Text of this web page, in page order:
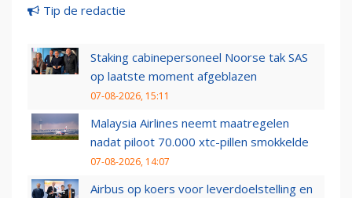
Tip de redactie
Staking cabinepersoneel Noorse tak SAS
op laatste moment afgeblazen
07-08-2026, 15:11
Malaysia Airlines neemt maatregelen
nadat piloot 70.000 xtc-pillen smokkelde
07-08-2026, 14:07
Airbus op koers voor leverdoelstelling en